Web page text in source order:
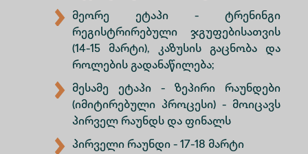
მეორე ეტაპი - ტრენინგი
რეგისტრირებული ჯგუფებისათვის
(14-15 მარტი), კაზუსის გაცნობა და
როლების გადანაწილება;
მესამე ეტაპი - ზეპირი რაუნდები
(იმიტირებული პროცესი) - მოიცავს
პირველ რაუნდს და ფინალს
პირველი რაუნდი - 17-18 მარტი